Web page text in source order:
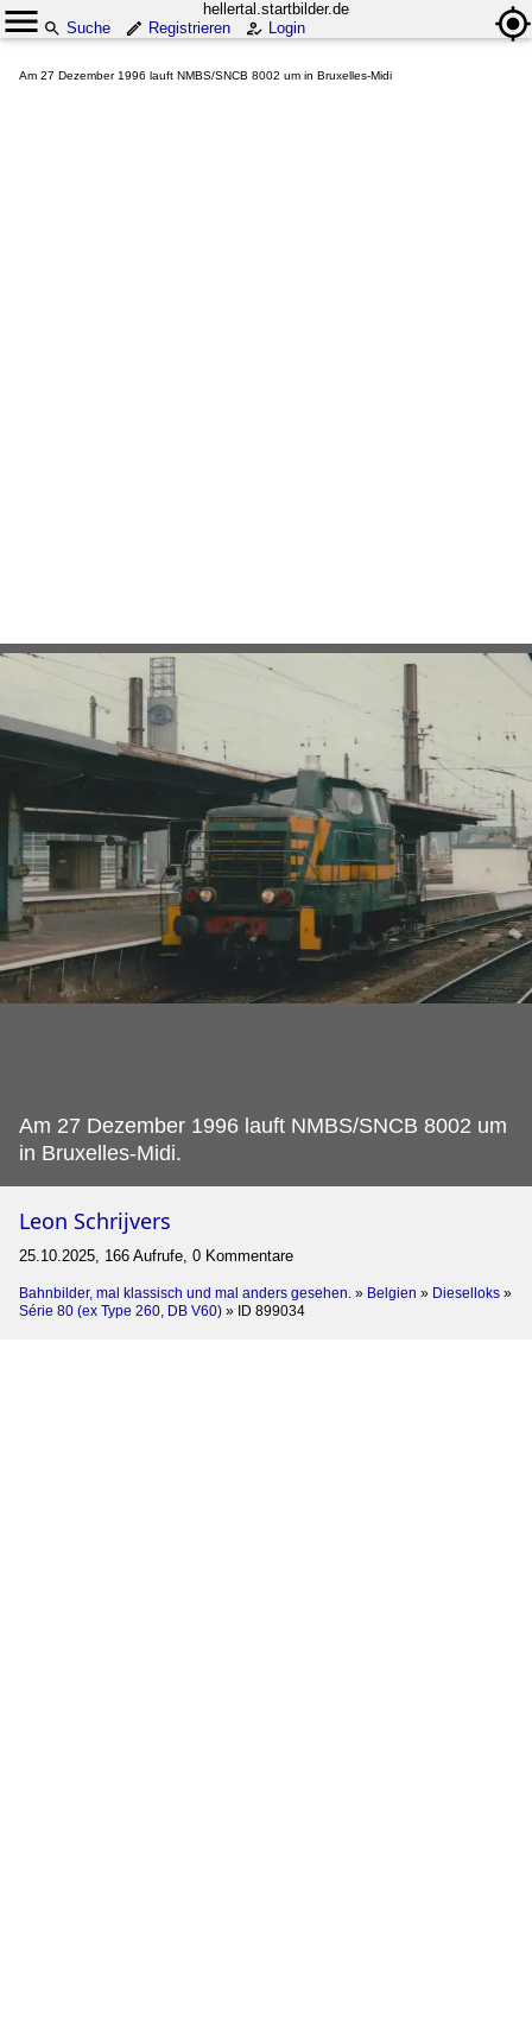
hellertal.startbilder.de
Suche
Registrieren Login
Am 27 Dezember 1996 lauft NMBS/SNCB 8002 um in Bruxelles-Midi
Am 27 Dezember 1996 lauft NMBS/SNCB 8002 um
in Bruxelles-Midi.
Leon Schrijvers
25.10.2025, 166 Aufrufe, 0 Kommentare
Bahnbilder, mal klassisch und mal anders gesehen. » Belgien » Dieselloks »
Série 80 (ex Type 260, DB V60) » ID 899034